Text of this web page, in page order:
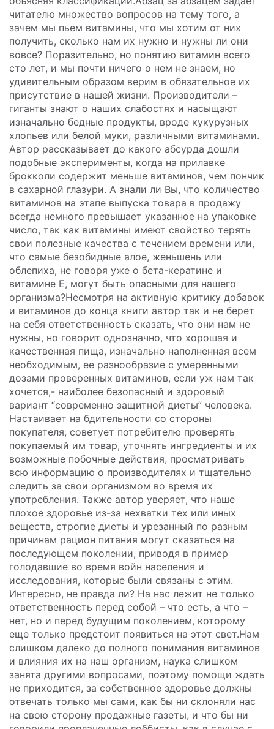
читателю множество вопросов на тему того, а
зачем мы пьем витамины, что мы хотим от них
получить, сколько нам их нужно и нужны ли они
вовсе? Поразительно, но понятию витамин всего
сто лет, и мы почти ничего о нем не знаем, но
удивительным образом верим в обязательное их
присутствие в нашей жизни. Производители –
гиганты знают о наших слабостях и насыщают
изначально бедные продукты, вроде кукурузных
хлопьев или белой муки, различными витаминами.
Автор рассказывает до какого абсурда дошли
подобные эксперименты, когда на прилавке
брокколи содержит меньше витаминов, чем пончик
в сахарной глазури. А знали ли Вы, что количество
витаминов на этапе выпуска товара в продажу
всегда немного превышает указанное на упаковке
число, так как витамины имеют свойство терять
свои полезные качества с течением времени или,
что самые безобидные алое, женьшень или
облепиха, не говоря уже о бета-кератине и
витамине Е, могут быть опасными для нашего
организма?Несмотря на активную критику добавок
и витаминов до конца книги автор так и не берет
на себя ответственность сказать, что они нам не
нужны, но говорит однозначно, что хорошая и
качественная пища, изначально наполненная всем
необходимым, ее разнообразие с умеренными
дозами проверенных витаминов, если уж нам так
хочется,- наиболее безопасный и здоровый
вариант “современно защитной диеты” человека.
Настаивает на бдительности со стороны
покупателя, советует потребителю проверять
покупаемый им товар, уточнять ингредиенты и их
возможные побочные действия, просматривать
всю информацию о производителях и тщательно
следить за свои организмом во время их
употребления. Также автор уверяет, что наше
плохое здоровье из-за нехватки тех или иных
веществ, строгие диеты и урезанный по разным
причинам рацион питания могут сказаться на
последующем поколении, приводя в пример
голодавшие во время войн населения и
исследования, которые были связаны с этим.
Интересно, не правда ли? На нас лежит не только
ответственность перед собой – что есть, а что –
нет, но и перед будущим поколением, которому
еще только предстоит появиться на этот свет.Нам
слишком далеко до полного понимания витаминов
и влияния их на наш организм, наука слишком
занята другими вопросами, поэтому помощи ждать
не приходится, за собственное здоровье должны
отвечать только мы сами, как бы ни склоняли нас
на свою сторону продажные газеты, и что бы ни